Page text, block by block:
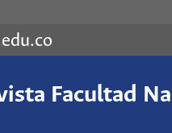
Facultad